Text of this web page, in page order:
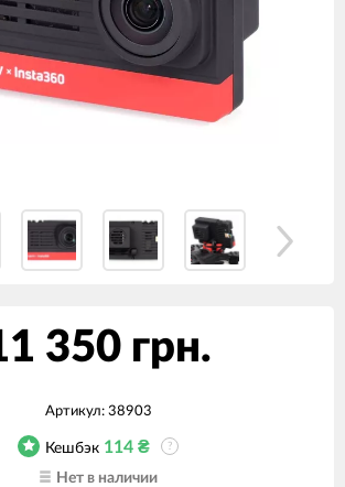
350 грн.
Артикул: 38903
Кешбэк 114 ₴ ?
Нет в наличии